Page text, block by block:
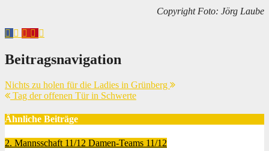
Copyright Foto: Jörg Laube
Beitragsnavigation
Nichts zu holen für die Ladies in Grünberg
Tag der offenen Tür in Schwerte
Ähnliche Beiträge
2. Mannsschaft 11/12 Damen-Teams 11/12